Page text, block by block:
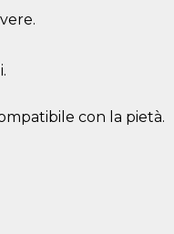
con la pietà.